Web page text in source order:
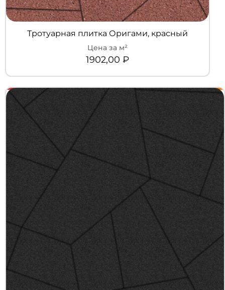
+7 (3452) 600-302
г. Тюмень,
Тротуарная плитка Оригами, красный
1902,00 ₽